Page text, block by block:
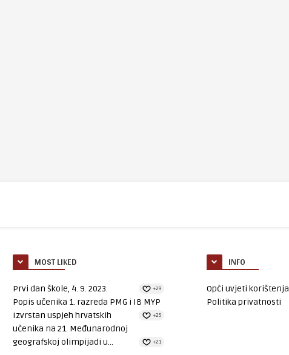
MOST LIKED
Prvi dan škole, 4. 9. 2023. +29
Popis učenika 1. razreda PMG i IB MYP
+25
Izvrstan uspjeh hrvatskih
učenika na 21. Međunarodnoj
geografskoj olimpijadi u...
+21
INFO
Opći uvjeti korištenja
Politika privatnosti